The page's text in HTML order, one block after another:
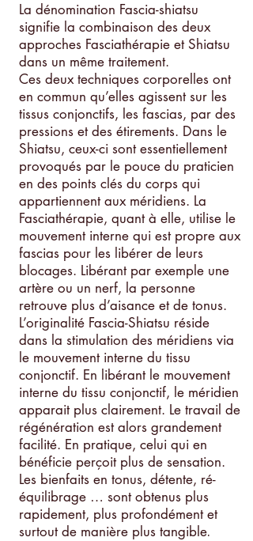
La dénomination Fascia-shiatsu
signifie la combinaison des deux
approches Fasciathérapie et Shiatsu
dans un même traitement.
Ces deux techniques corporelles ont
en commun qu’elles agissent sur les
tissus conjonctifs, les fascias, par des
pressions et des étirements. Dans le
Shiatsu, ceux-ci sont essentiellement
provoqués par le pouce du praticien
en des points clés du corps qui
appartiennent aux méridiens. La
Fasciathérapie, quant à elle, utilise le
mouvement interne qui est propre aux
fascias pour les libérer de leurs
blocages. Libérant par exemple une
artère ou un nerf, la personne
retrouve plus d’aisance et de tonus.
L’originalité Fascia-Shiatsu réside
dans la stimulation des méridiens via
le mouvement interne du tissu
conjonctif. En libérant le mouvement
interne du tissu conjonctif, le méridien
apparait plus clairement. Le travail de
régénération est alors grandement
facilité. En pratique, celui qui en
bénéficie perçoit plus de sensation.
Les bienfaits en tonus, détente, ré-
équilibrage … sont obtenus plus
rapidement, plus profondément et
surtout de manière plus tangible.